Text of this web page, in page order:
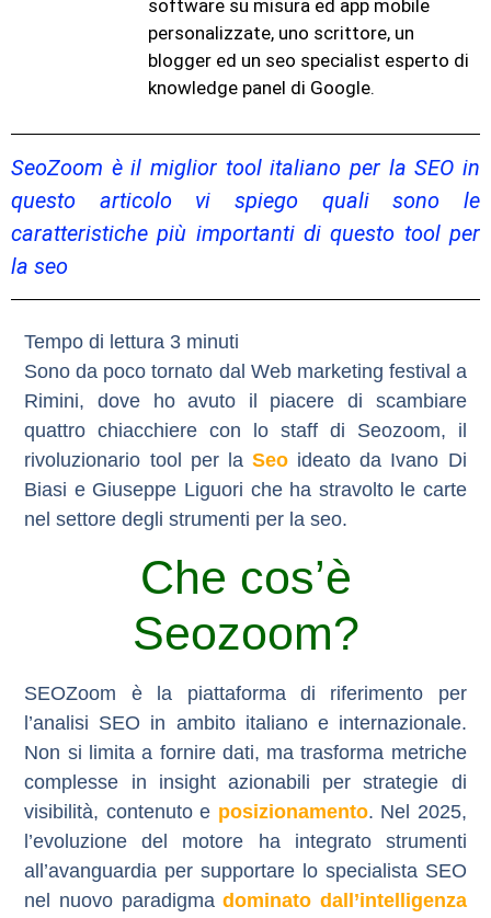
software su misura ed app mobile
personalizzate, uno scrittore, un
blogger ed un seo specialist esperto di
knowledge panel di Google.
SeoZoom è il miglior tool italiano per la SEO in
questo articolo vi spiego quali sono le
caratteristiche più importanti di questo tool per
la seo
Sono da poco tornato dal Web marketing festival a
Rimini, dove ho avuto il piacere di scambiare
quattro chiacchiere con lo staff di Seozoom, il
rivoluzionario tool per la Seo ideato da Ivano Di
Biasi e Giuseppe Liguori che ha stravolto le carte
nel settore degli strumenti per la seo.
Che cos’è
Seozoom?
SEOZoom è la piattaforma di riferimento per
l’analisi SEO in ambito italiano e internazionale.
Non si limita a fornire dati, ma trasforma metriche
complesse in insight azionabili per strategie di
visibilità, contenuto e posizionamento. Nel 2025,
l’evoluzione del motore ha integrato strumenti
all’avanguardia per supportare lo specialista SEO
nel nuovo paradigmadominato dall’intelligenza